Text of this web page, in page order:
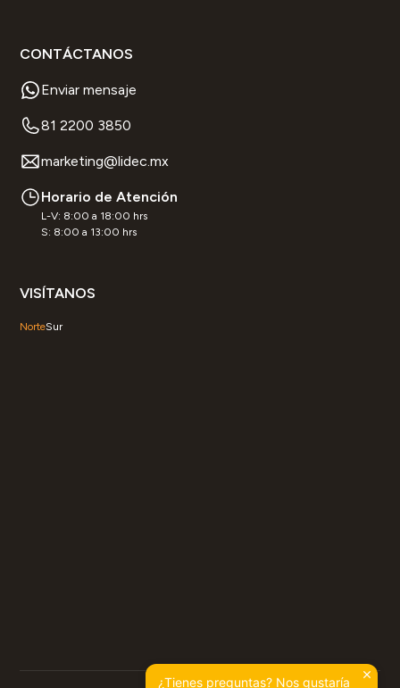
CONTÁCTANOS
Enviar mensaje
81 2200 3850
marketing@lidec.mx
Horario de Atención
L-V: 8:00 a 18:00 hrs
S: 8:00 a 13:00 hrs
VISÍTANOS
NorteSur
¿Tienes preguntas? Nos gustaría